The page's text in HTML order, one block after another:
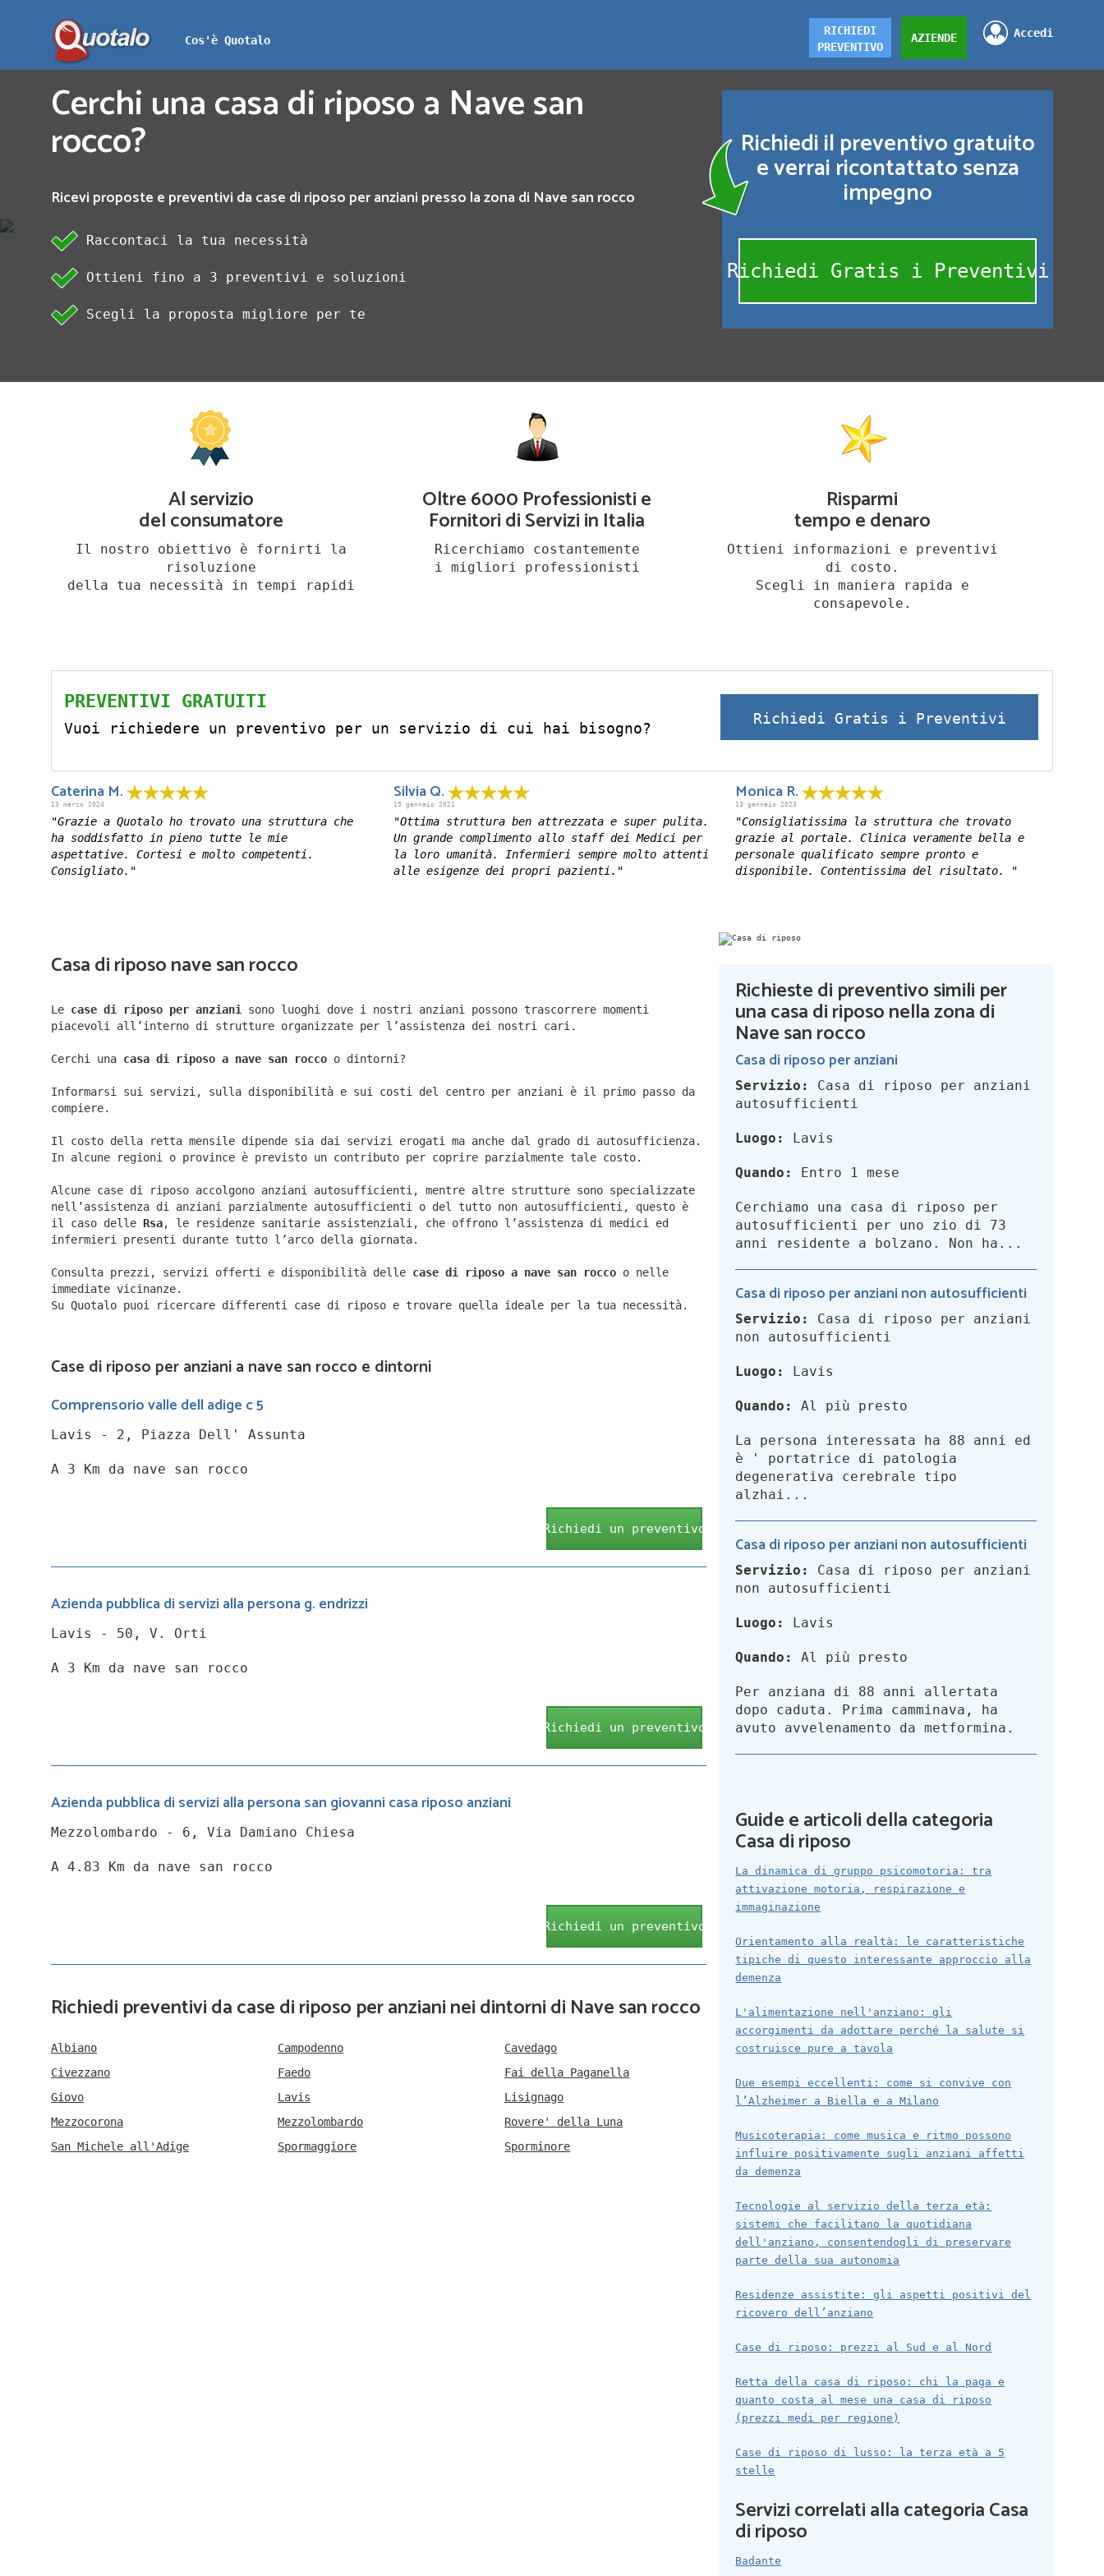
Cos'è Quotalo
Accedi
AZIENDE
RICHIEDI
PREVENTIVO
Cerchi una casa di riposo a Nave san
rocco?
Ricevi proposte e preventivi da case di riposo per anziani presso la zona di Nave san rocco
Raccontaci la tua necessità
Ottieni fino a 3 preventivi e soluzioni
Scegli la proposta migliore per te
Richiedi il preventivo gratuito
e verrai ricontattato senza
impegno
Richiedi Gratis i Preventivi
Al servizio
del consumatore
Il nostro obiettivo è fornirti la
risoluzione
della tua necessità in tempi rapidi
Oltre 6000 Professionisti e
Fornitori di Servizi in Italia
Ricerchiamo costantemente
i migliori professionisti
Risparmi
tempo e denaro
Ottieni informazioni e preventivi
di costo.
Scegli in maniera rapida e
consapevole.
PREVENTIVI GRATUITI
Vuoi richiedere un preventivo per un servizio di cui hai bisogno?
Richiedi Gratis i Preventivi
Caterina M.
13 marzo 2024
"Grazie a Quotalo ho trovato una struttura che
ha soddisfatto in pieno tutte le mie
aspettative. Cortesi e molto competenti.
Consigliato."
Silvia Q.
19 gennaio 2021
"Ottima struttura ben attrezzata e super pulita.
Un grande complimento allo staff dei Medici per
la loro umanità. Infermieri sempre molto attenti
alle esigenze dei propri pazienti."
Monica R.
13 gennaio 2023
"Consigliatissima la struttura che trovato
grazie al portale. Clinica veramente bella e
personale qualificato sempre pronto e
disponibile. Contentissima del risultato. "
Casa di riposo nave san rocco
Le case di riposo per anziani
sono luoghi dove i nostri anziani possono trascorrere momenti
piacevoli all’interno di strutture organizzate per l’assistenza dei nostri cari.
Cerchi una casa di riposo a nave san rocco o dintorni?
Informarsi sui servizi, sulla disponibilità e sui costi del centro per anziani è il primo passo da
compiere.
Il costo della retta mensile dipende sia dai servizi erogati ma anche dal grado di autosufficienza.
In alcune regioni o province è previsto un contributo per coprire parzialmente tale costo.
Alcune case di riposo accolgono anziani autosufficienti, mentre altre strutture sono specializzate
nell’assistenza di anziani parzialmente autosufficienti o del tutto non autosufficienti, questo è
il caso delle Rsa, le residenze sanitarie assistenziali, che offrono l’assistenza di medici ed
infermieri presenti durante tutto l’arco della giornata.
Consulta prezzi, servizi offerti e disponibilità delle case di riposo a nave san rocco o nelle
immediate vicinanze.
Su Quotalo puoi ricercare differenti case di riposo e trovare quella ideale per la tua necessità.
Case di riposo per anziani a nave san rocco e dintorni
Comprensorio valle dell adige c 5
Lavis - 2, Piazza Dell' Assunta
A 3 Km da nave san rocco
Richiedi un preventivo
Azienda pubblica di servizi alla persona g. endrizzi
Lavis - 50, V. Orti
A 3 Km da nave san rocco
Richiedi un preventivo
Azienda pubblica di servizi alla persona san giovanni casa riposo anziani
Mezzolombardo - 6, Via Damiano Chiesa
A 4.83 Km da nave san rocco
Richiedi un preventivo
Richiedi preventivi da case di riposo per anziani nei dintorni di Nave san rocco
Albiano Campodenno
Cavedago
Civezzano
Faedo
Fai della Paganella
Giovo
Lavis
Lisignago
Mezzocorona
Mezzolombardo
Rovere' della Luna
San Michele all'Adige
Spormaggiore Sporminore
Richieste di preventivo simili per
una casa di riposo nella zona di
Nave san rocco
Casa di riposo per anziani
Servizio:
Casa di riposo per anziani
autosufficienti
Luogo: Lavis
Quando: Entro 1 mese
Cerchiamo una casa di riposo per
autosufficienti per uno zio di 73
anni residente a bolzano. Non ha...
Casa di riposo per anziani non autosufficienti
Servizio:
Casa di riposo per anziani
non autosufficienti
Luogo: Lavis
Quando: Al più presto
La persona interessata ha 88 anni ed
è ' portatrice di patologia
degenerativa cerebrale tipo
alzhai...
Casa di riposo per anziani non autosufficienti
Servizio:
Casa di riposo per anziani
non autosufficienti
Luogo: Lavis
Quando: Al più presto
Per anziana di 88 anni allertata
dopo caduta. Prima camminava, ha
avuto avvelenamento da metformina.
Guide e articoli della categoria
Casa di riposo
La dinamica di gruppo psicomotoria: tra
attivazione motoria, respirazione e
immaginazione
Orientamento alla realtà: le caratteristiche
tipiche di questo interessante approccio alla
demenza
L'alimentazione nell'anziano: gli
accorgimenti da adottare perché la salute si
costruisce pure a tavola
Due esempi eccellenti: come si convive con
l’Alzheimer a Biella e a Milano
Musicoterapia: come musica e ritmo possono
influire positivamente sugli anziani affetti
da demenza
Tecnologie al servizio della terza età:
sistemi che facilitano la quotidiana
dell'anziano, consentendogli di preservare
parte della sua autonomia
Residenze assistite: gli aspetti positivi del
ricovero dell’anziano
Case di riposo: prezzi al Sud e al Nord
Retta della casa di riposo: chi la paga e
quanto costa al mese una casa di riposo
(prezzi medi per regione)
Case di riposo di lusso: la terza età a 5
stelle
Servizi correlati alla categoria Casa
di riposo
Badante